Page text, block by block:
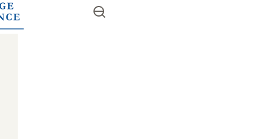
Aller
au
RECHERCHER
Ouvrir